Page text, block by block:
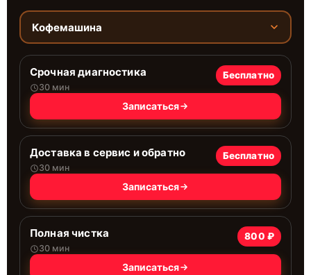
Кофемашина
Срочная диагностика
30 мин
Бесплатно
Записаться
Доставка в сервис и обратно
30 мин
Бесплатно
Записаться
Полная чистка
30 мин
800 ₽
Записаться